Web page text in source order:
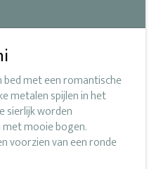
bed met een romantische
metalen spijlen in het
sierlijk worden
mooie bogen.
voorzien van een ronde